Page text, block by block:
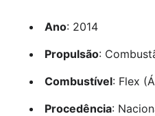
Ano: 2014
Propulsão:
Combustível: Flex
Procedência: